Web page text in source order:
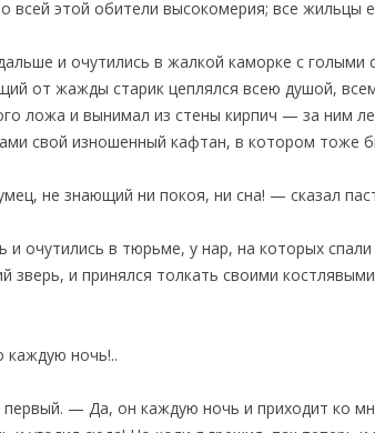
этой обители высокомерия; все жильцы
и очутились в жалкой каморке с
от жажды старик цеплялся всею душой,
ложа и вынимал из стены кирпич — за ним
свой изношенный кафтан, в котором тоже
не знающий ни покоя, ни сна! — сказал
очутились в тюрьме, у нар, на которых
зверь, и принялся толкать своими
каждую ночь!..
— Да, он каждую ночь и приходит ко